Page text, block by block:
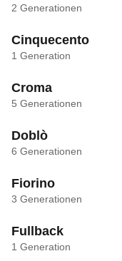
2 Generationen
Cinquecento
1 Generation
Croma
5 Generationen
Doblò
6 Generationen
Fiorino
3 Generationen
Fullback
1 Generation